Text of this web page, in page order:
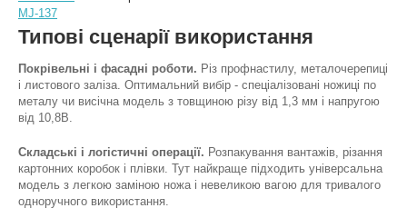
MJ-137
Типові сценарії використання
Покрівельні і фасадні роботи. Різ профнастилу, металочерепиці
і листового заліза. Оптимальний вибір - спеціалізовані ножиці по
металу чи висічна модель з товщиною різу від 1,3 мм і напругою
від 10,8В.
Складські і логістичні операції. Розпакування вантажів, різання
картонних коробок і плівки. Тут найкраще підходить універсальна
модель з легкою заміною ножа і невеликою вагою для тривалого
одноручного використання.